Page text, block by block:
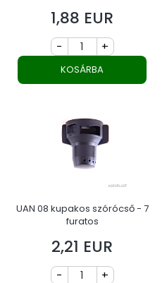
Ár
1,88 EUR
- +
KOSÁRBA
UAN 08 kupakos szórócső - 7
furatos
Ár
2,21 EUR
- +